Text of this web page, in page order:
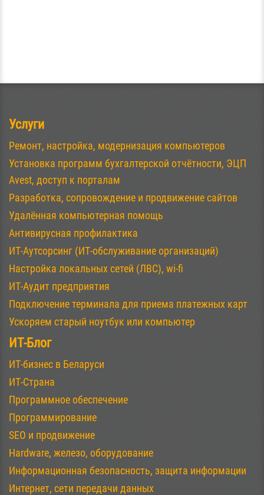
Услуги
Ремонт, настройка, модернизация компьютеров
Установка программ бухгалтерской отчётности, ЭЦП
Avest, доступ к порталам
Разработка, сопровождение и продвижение сайтов
Удалённая компьютерная помощь
Антивирусная профилактика
ИТ-Аутсорсинг (ИТ-обслуживание организаций)
Настройка локальных сетей (ЛВС), wi-fi
ИТ-Аудит предприятия
Подключение терминала для приема платежных карт
Ускоряем старый ноутбук или компьютер
ИТ-Блог
ИТ-бизнес в Беларуси
ИТ-Страна
Программное обеспечение
Программирование
SEO и продвижение
Hardware, железо, оборудование
Информационная безопасность, защита информации
Интернет, сети передачи данных